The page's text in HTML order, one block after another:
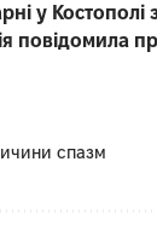
у
повідомила
спазм